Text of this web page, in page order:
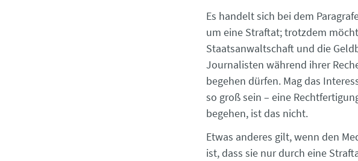
Es handelt sich bei dem
um eine Straftat; trotzdem
Staatsanwaltschaft und die
Journalisten während ihrer
begehen dürfen. Mag das
so groß sein – eine
begehen, ist das nicht.
Etwas anderes gilt, wenn den
ist, dass sie nur durch eine